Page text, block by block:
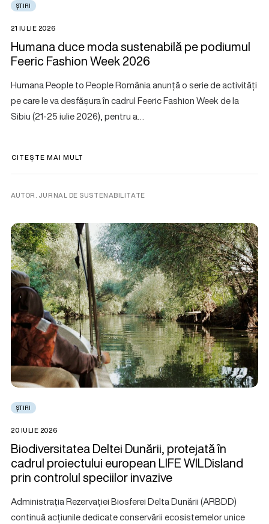
ȘTIRI
21 IULIE 2026
Humana duce moda sustenabilă pe podiumul
Feeric Fashion Week 2026
Humana People to People România anunță o serie de activități
pe care le va desfășura în cadrul Feeric Fashion Week de la
Sibiu (21-25 iulie 2026), pentru a…
CITEȘTE MAI MULT
AUTOR. JURNAL DE SUSTENABILITATE
ȘTIRI
20 IULIE 2026
Biodiversitatea Deltei Dunării, protejată în
cadrul proiectului european LIFE WILDisland
prin controlul speciilor invazive
Administrația Rezervației Biosferei Delta Dunării (ARBDD)
continuă acțiunile dedicate conservării ecosistemelor unice